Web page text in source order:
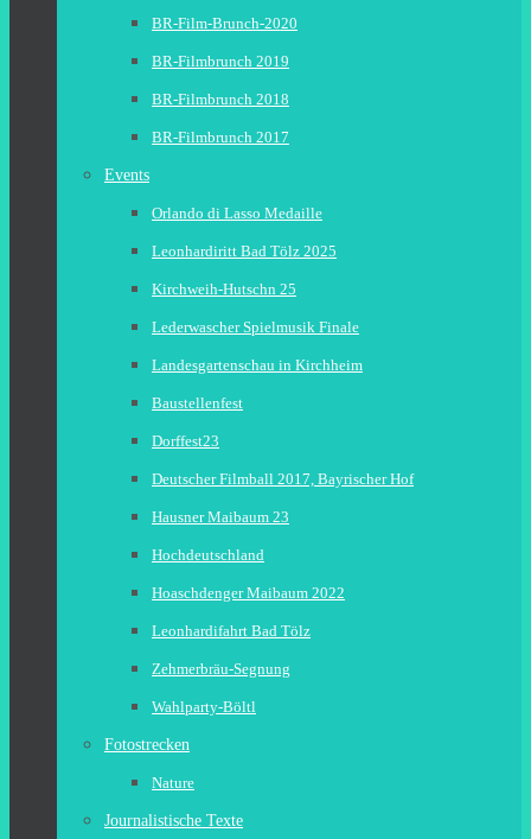
BR-Film-Brunch-2020
BR-Filmbrunch 2019
BR-Filmbrunch 2018
BR-Filmbrunch 2017
Events
Orlando di Lasso Medaille
Leonhardiritt Bad Tölz 2025
Kirchweih-Hutschn 25
Lederwascher Spielmusik Finale
Landesgartenschau in Kirchheim
Baustellenfest
Dorffest23
Deutscher Filmball 2017, Bayrischer Hof
Hausner Maibaum 23
Hochdeutschland
Hoaschdenger Maibaum 2022
Leonhardifahrt Bad Tölz
Zehmerbräu-Segnung
Wahlparty-Böltl
Fotostrecken
Nature
Journalistische Texte